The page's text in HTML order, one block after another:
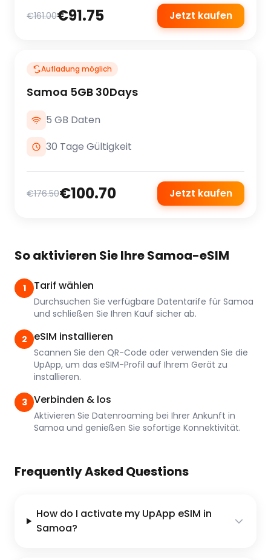
€161.00€91.75 Jetzt kaufen
Aufladung möglich
Samoa 5GB 30Days
5 GB Daten
30 Tage Gültigkeit
€176.50€100.70 Jetzt kaufen
So aktivieren Sie Ihre Samoa-eSIM
1 Tarif wählen
Durchsuchen Sie verfügbare Datentarife für Samoa
und schließen Sie Ihren Kauf sicher ab.
2 eSIM installieren
Scannen Sie den QR-Code oder verwenden Sie die
UpApp, um das eSIM-Profil auf Ihrem Gerät zu
installieren.
3 Verbinden & los
Aktivieren Sie Datenroaming bei Ihrer Ankunft in
Samoa und genießen Sie sofortige Konnektivität.
Frequently Asked Questions
How do I activate my UpApp eSIM in
Samoa?